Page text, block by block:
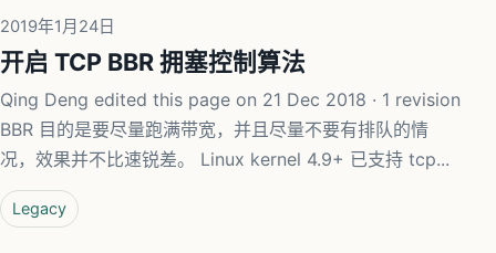
2019年1月24日
开启 TCP BBR 拥塞控制算法
Qing Deng edited this page on 21 Dec 2018 · 1 revision
BBR 目的是要尽量跑满带宽，并且尽量不要有排队的情
况，效果并不比速锐差。 Linux kernel 4.9+ 已支持 tcp...
Legacy